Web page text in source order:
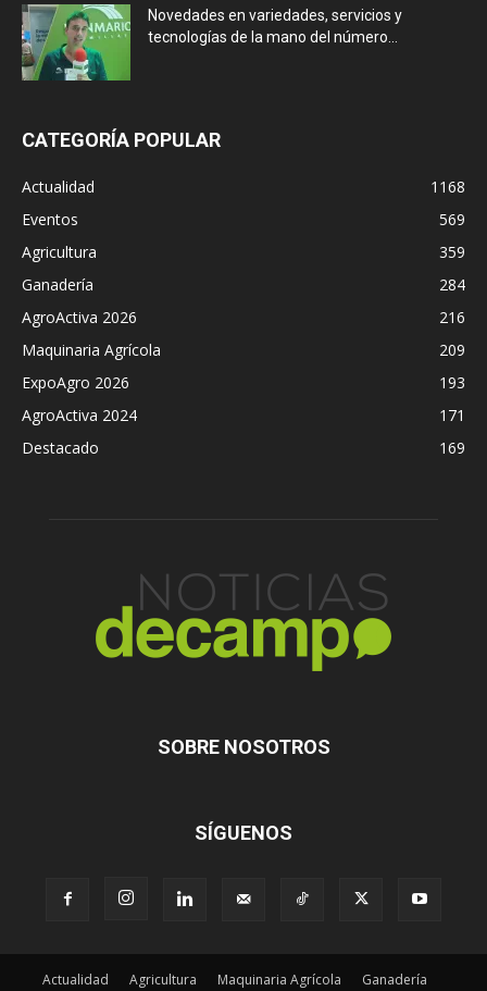
Novedades en variedades, servicios y
tecnologías de la mano del número...
CATEGORÍA POPULAR
Actualidad
1168
Eventos
569
Agricultura
359
Ganadería
284
AgroActiva 2026
216
Maquinaria Agrícola
209
ExpoAgro 2026
193
AgroActiva 2024
171
Destacado
169
SOBRE NOSOTROS
SÍGUENOS
Actualidad Agricultura Maquinaria Agrícola Ganadería